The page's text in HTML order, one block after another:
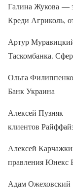
Галина Жукова —
Креди Агриколь,
Артур
Таскомбанка.
Ольга
Банк Украина
Алексей Пузняк —
клиентов
Алексей
правления Юнекс
Адам Ожеховский